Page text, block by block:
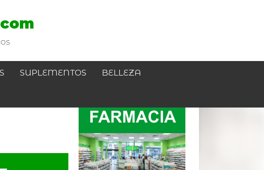
SUPLEMENTOS BELLEZA